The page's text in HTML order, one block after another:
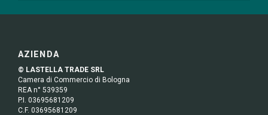
AZIENDA
© LASTELLA TRADE SRL
Camera di Commercio di Bologna
REA n° 539359
P.I. 03695681209
C.F. 03695681209